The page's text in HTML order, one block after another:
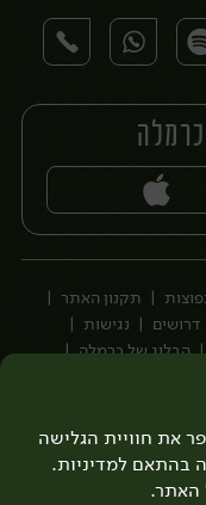
יח׳
את חוויית הגלישה
בהתאם למדיניות.
האתר.
תקנון האתר
דרושים
נגישות
הבלוג של כרמלה
3bearsפיתוח:Quatro